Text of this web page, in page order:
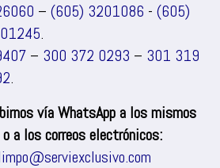
– (605) 3201086 - (605)
.
– 300 372 0293 – 301 319
.
vía WhatsApp a los mismos
a los correos electrónicos: